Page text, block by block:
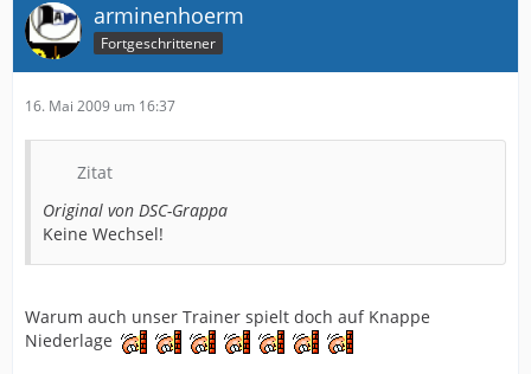
arminenhoerm
Fortgeschrittener
16. Mai 2009 um 16:37
Zitat
Original von DSC-Grappa
Keine Wechsel!
Warum auch unser Trainer spielt doch auf Knappe
Niederlage